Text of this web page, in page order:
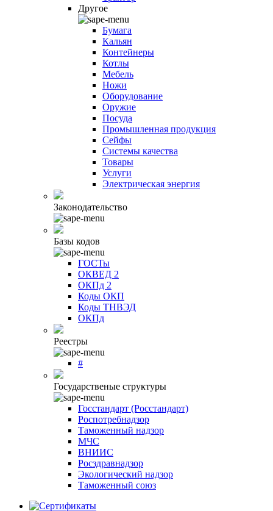
Другое
Бумага
Кальян
Контейнеры
Котлы
Мебель
Ножи
Оборудование
Оружие
Посуда
Промышленная продукция
Сейфы
Системы качества
Товары
Услуги
Электрическая энергия
Законодательство
Базы кодов
ГОСТы
ОКВЕД 2
ОКПд 2
Коды ОКП
Коды ТНВЭД
ОКПд
Реестры
#
Государственые структуры
Госстандарт (Росстандарт)
Роспотребнадзор
Таможенный надзор
МЧС
ВНИИС
Росздравнадзор
Экологический надзор
Таможенный союз